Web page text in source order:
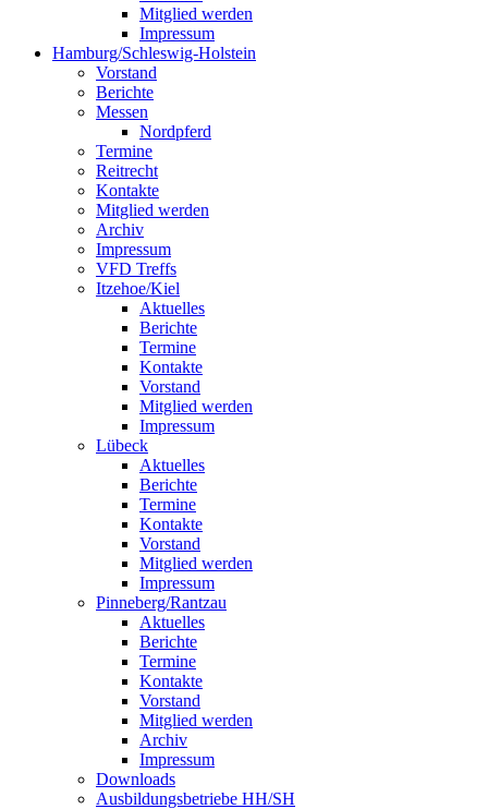
Mitglied werden
Impressum
Hamburg/Schleswig-Holstein
Vorstand
Berichte
Messen
Nordpferd
Termine
Reitrecht
Kontakte
Mitglied werden
Archiv
Impressum
VFD Treffs
Itzehoe/Kiel
Aktuelles
Berichte
Termine
Kontakte
Vorstand
Mitglied werden
Impressum
Lübeck
Aktuelles
Berichte
Termine
Kontakte
Vorstand
Mitglied werden
Impressum
Pinneberg/Rantzau
Aktuelles
Berichte
Termine
Kontakte
Vorstand
Mitglied werden
Archiv
Impressum
Downloads
Ausbildungsbetriebe HH/SH